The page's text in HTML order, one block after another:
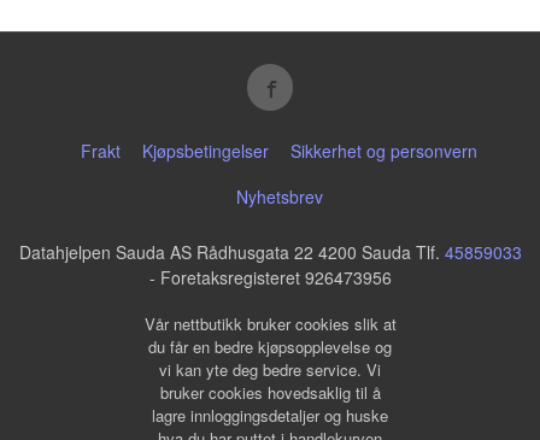
Frakt Kjøpsbetingelser
Sikkerhet og personvern
Nyhetsbrev
Datahjelpen Sauda AS Rådhusgata 22 4200 Sauda Tlf. 45859033
- Foretaksregisteret 926473956
Vår nettbutikk bruker cookies slik at
du får en bedre kjøpsopplevelse og
vi kan yte deg bedre service. Vi
bruker cookies hovedsaklig til å
lagre innloggingsdetaljer og huske